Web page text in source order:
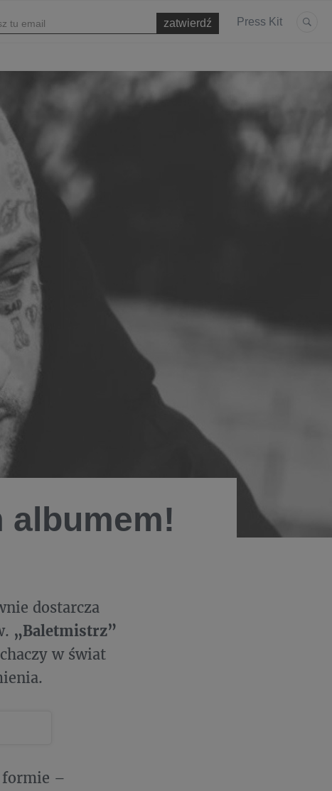
Press Kit
albumem!
dostarcza
„Baletmistrz”
w świat
formie –